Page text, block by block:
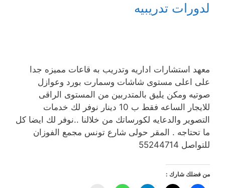
لدورات تدريبيه
معهد استشارات اداريه وتدريب به قاعات مميزه جدا
على اعلى مستوى شاشات وسمارت بورد وعوازل
صوتيه ومكن يليق بالمتدربين من المستوى الراقى
للايجار الساعه فقط ب 10 دينار نوفر لك خدمات
التصوير والدعايه لكورساتك من خلالنا ..نوفر لك ايضا كل
ما تحتاجه . المقر حولى شارع تونس مجمع الفوزان
للتواصل 55244714
من فضلك شارك :